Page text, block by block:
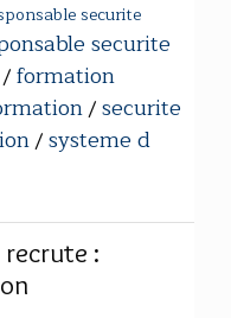
securite
securite
/formation
/securite
/systeme d
recrute :